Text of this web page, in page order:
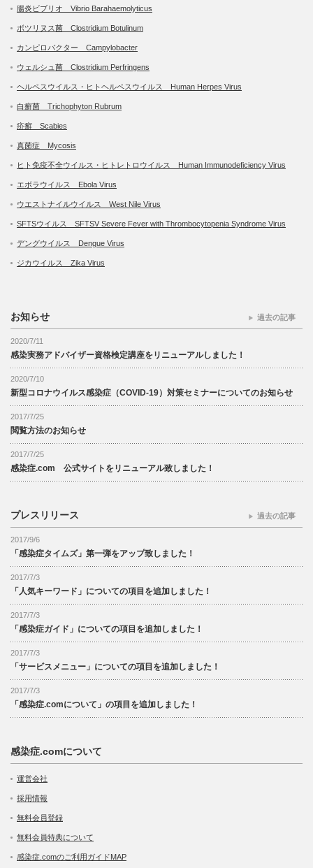
腸炎ビブリオ Vibrio Barahaemolyticus
ボツリヌス菌 Clostridium Botulinum
カンピロバクター Campylobacter
ウェルシュ菌 Clostridium Perfringens
ヘルペスウイルス・ヒトヘルペスウイルス Human Herpes Virus
白癬菌 Trichophyton Rubrum
疥癬 Scabies
真菌症 Mycosis
ヒト免疫不全ウイルス・ヒトレトロウイルス Human Immunodeficiency Virus
エボラウイルス Ebola Virus
ウエストナイルウイルス West Nile Virus
SFTSウイルス SFTSV Severe Fever with Thrombocytopenia Syndrome Virus
デングウイルス Dengue Virus
ジカウイルス Zika Virus
お知らせ
2020/7/11
感染実務アドバイザー資格検定講座をリニューアルしました！
2020/7/10
新型コロナウイルス感染症（COVID-19）対策セミナーについてのお知らせ
2017/7/25
閲覧方法のお知らせ
2017/7/25
感染症.com 公式サイトをリニューアル致しました！
過去の記事
プレスリリース
2017/9/6
「感染症タイムズ」第一弾をアップ致しました！
2017/7/3
「人気キーワード」についての項目を追加しました！
2017/7/3
「感染症ガイド」についての項目を追加しました！
2017/7/3
「サービスメニュー」についての項目を追加しました！
2017/7/3
「感染症.comについて」の項目を追加しました！
過去の記事
感染症.comについて
運営会社
採用情報
無料会員登録
無料会員特典について
感染症.comのご利用ガイドMAP